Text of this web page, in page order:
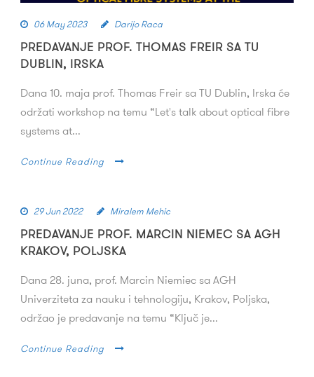
06 May 2023 Darijo Raca
PREDAVANJE PROF. THOMAS FREIR SA TU
DUBLIN, IRSKA
Dana 10. maja prof. Thomas Freir sa TU Dublin, Irska će
održati workshop na temu “Let's talk about optical fibre
systems at...
Continue Reading
29 Jun 2022 Miralem Mehic
PREDAVANJE PROF. MARCIN NIEMEC SA AGH
KRAKOV, POLJSKA
Dana 28. juna, prof. Marcin Niemiec sa AGH
Univerziteta za nauku i tehnologiju, Krakov, Poljska,
održao je predavanje na temu “Ključ je...
Continue Reading